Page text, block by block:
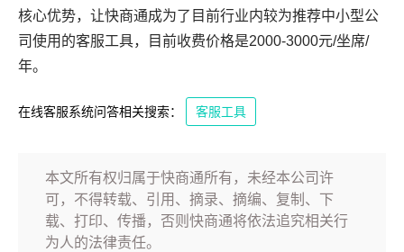
核心优势，让快商通成为了目前行业内较为推荐中小型公
司使用的客服工具，目前收费价格是2000-3000元/坐席/
年。
在线客服系统问答相关搜索： 客服工具
本文所有权归属于快商通所有，未经本公司许
可，不得转载、引用、摘录、摘编、复制、下
载、打印、传播，否则快商通将依法追究相关行
为人的法律责任。